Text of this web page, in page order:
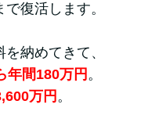
復活します。
納めてきて、
年間180万円。
万円 。